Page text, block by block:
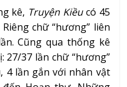
kê, Truyện Kiềucó 45
chữ “hương” liên
Cũng qua thống kê
27/37 lần chữ “hương”
4 lần gắn với nhân vật